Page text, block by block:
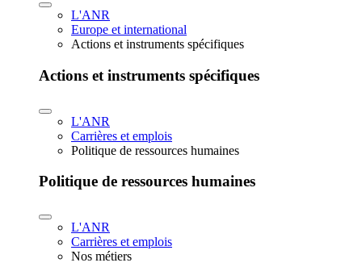
L'ANR
Europe et international
Actions et instruments spécifiques
Actions et instruments spécifiques
L'ANR
Carrières et emplois
Politique de ressources humaines
Politique de ressources humaines
L'ANR
Carrières et emplois
Nos métiers